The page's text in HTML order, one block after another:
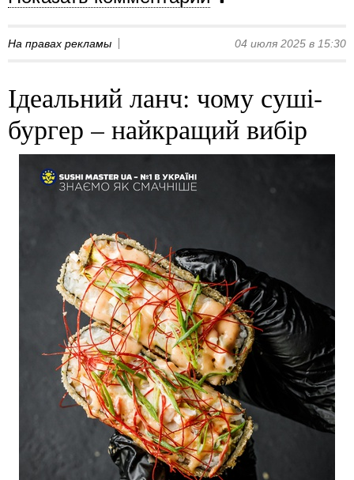
На правах рекламы 04 июля 2025 в 15:30
Ідеальний ланч: чому суші-
бургер – найкращий вибір